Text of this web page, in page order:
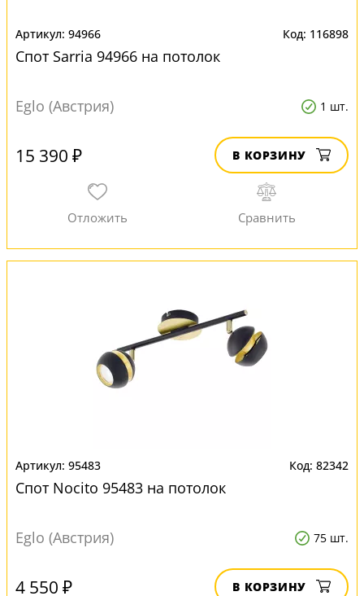
94966 116898
Спот Sarria 94966 на потолок
Eglo (Австрия) 1 шт.
15 390 ₽ В КОРЗИНУ
95483 82342
Спот Nocito 95483 на потолок
Eglo (Австрия) 75 шт.
4 550 ₽ В КОРЗИНУ